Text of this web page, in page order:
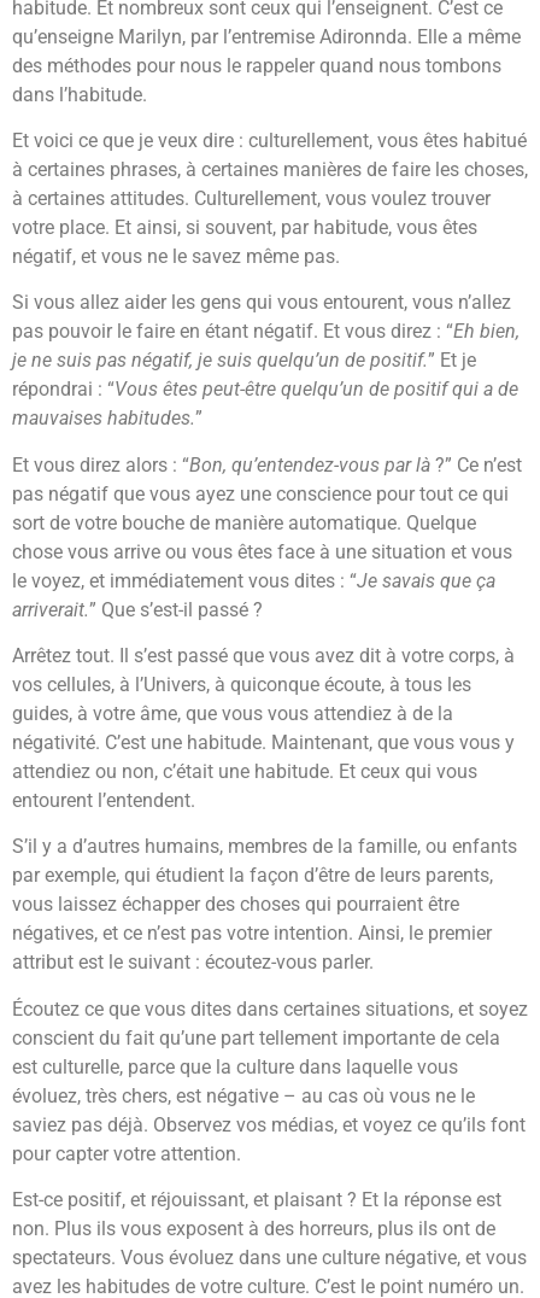
habitude. Et nombreux sont ceux qui l’enseignent. C’est ce
qu’enseigne Marilyn, par l’entremise Adironnda. Elle a même
des méthodes pour nous le rappeler quand nous tombons
dans l’habitude.
Et voici ce que je veux dire : culturellement, vous êtes habitué
à certaines phrases, à certaines manières de faire les choses,
à certaines attitudes. Culturellement, vous voulez trouver
votre place. Et ainsi, si souvent, par habitude, vous êtes
négatif, et vous ne le savez même pas.
Si vous allez aider les gens qui vous entourent, vous n’allez
pas pouvoir le faire en étant négatif. Et vous direz : “Eh bien,
je ne suis pas négatif, je suis quelqu’un de positif.” Et je
répondrai : “Vous êtes peut-être quelqu’un de positif qui a de
mauvaises habitudes.”
Et vous direz alors : “Bon, qu’entendez-vous par là ?” Ce n’est
pas négatif que vous ayez une conscience pour tout ce qui
sort de votre bouche de manière automatique. Quelque
chose vous arrive ou vous êtes face à une situation et vous
le voyez, et immédiatement vous dites : “Je savais que ça
arriverait.” Que s’est-il passé ?
Arrêtez tout. Il s’est passé que vous avez dit à votre corps, à
vos cellules, à l’Univers, à quiconque écoute, à tous les
guides, à votre âme, que vous vous attendiez à de la
négativité. C’est une habitude. Maintenant, que vous vous y
attendiez ou non, c’était une habitude. Et ceux qui vous
entourent l’entendent.
S’il y a d’autres humains, membres de la famille, ou enfants
par exemple, qui étudient la façon d’être de leurs parents,
vous laissez échapper des choses qui pourraient être
négatives, et ce n’est pas votre intention. Ainsi, le premier
attribut est le suivant : écoutez-vous parler.
Écoutez ce que vous dites dans certaines situations, et soyez
conscient du fait qu’une part tellement importante de cela
est culturelle, parce que la culture dans laquelle vous
évoluez, très chers, est négative – au cas où vous ne le
saviez pas déjà. Observez vos médias, et voyez ce qu’ils font
pour capter votre attention.
Est-ce positif, et réjouissant, et plaisant ? Et la réponse est
non. Plus ils vous exposent à des horreurs, plus ils ont de
spectateurs. Vous évoluez dans une culture négative, et vous
avez les habitudes de votre culture. C’est le point numéro un.